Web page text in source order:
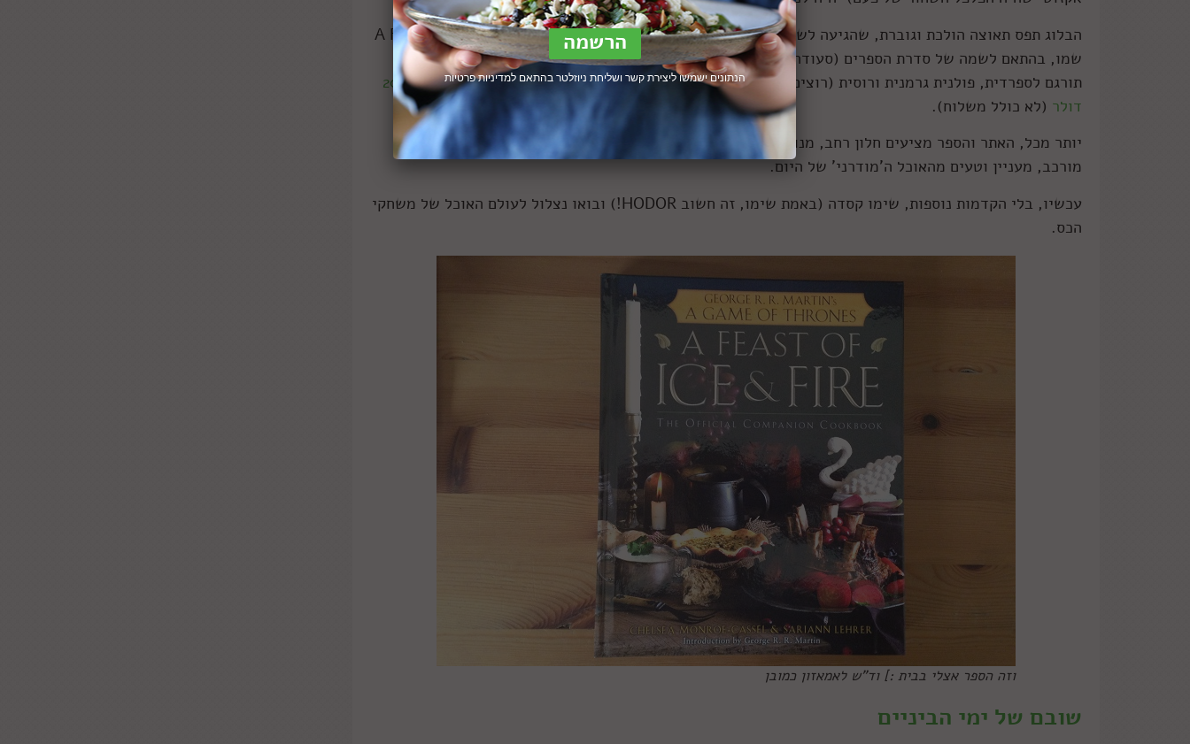
הבלוג תפס תאוצה הולכת וגוברת, שהגיעה לשיאה ביציאתו של ספר בישול באורך מלא, A Feast of Fire and Ice
שמו, בהתאם לשמה של סדרת הספרים (סעודה של אש וקרח בתרגום חופשי). הספר ראה אור בשנת 2012, וכבר
תורגם לספרדית, פולנית גרמנית ורוסית (רוצים עברית? תגידו לי ונארגן
).
באמזון הוא עולה קצת פחות מ-20
דולר (לא כולל משלוח).
יותר מכל, האתר והספר מציעים חלון רחב, מנוסח היטב ומרתק מאוד לאוכל של ימי הביניים, שהיה לא פחות
מורכב, מעניין וטעים מהאוכל ה'מודרני' של היום.
עכשיו, בלי הקדמות נוספות, שימו קסדה (באמת שימו, זה חשובHODOR! ) ובואו נצלול לעולם האוכל של משחקי
הכס.
וזה הספר אצלי בבית :] וד"ש לאמאזון כמובן
שובם של ימי הביניים
הנתונים ישמשו ליצירת קשר ושליחת ניוזלטר בהתאם למדיניות פרטיות